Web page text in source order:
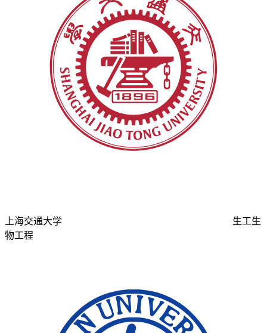
上海交通大学
生工生
物工程